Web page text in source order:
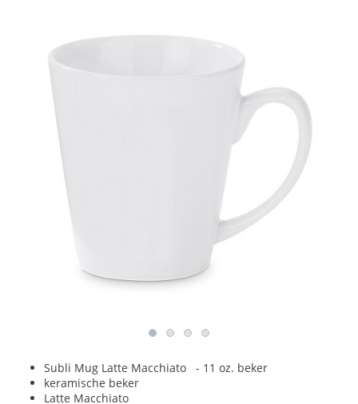
Subli Mug Latte Macchiato - 11 oz. beker
keramische beker
Latte Macchiato